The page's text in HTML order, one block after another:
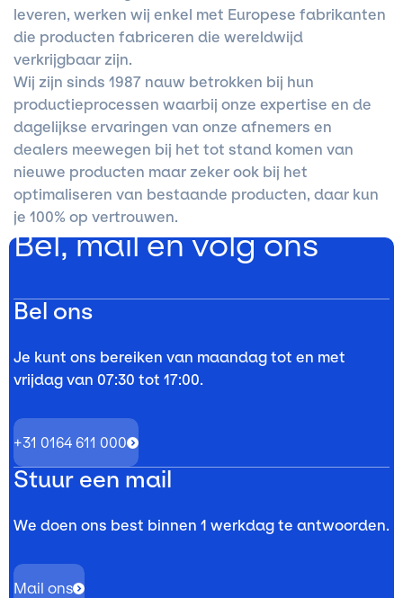
leveren, werken wij enkel met Europese fabrikanten
die producten fabriceren die wereldwijd
verkrijgbaar zijn.
Wij zijn sinds 1987 nauw betrokken bij hun
productieprocessen waarbij onze expertise en de
dagelijkse ervaringen van onze afnemers en
dealers meewegen bij het tot stand komen van
nieuwe producten maar zeker ook bij het
optimaliseren van bestaande producten, daar kun
je 100% op vertrouwen.
Bel, mail en volg ons
Bel ons
Je kunt ons bereiken van maandag tot en met
vrijdag van 07:30 tot 17:00.
+31 0164 611 000
Stuur een mail
We doen ons best binnen 1 werkdag te antwoorden.
Mail ons